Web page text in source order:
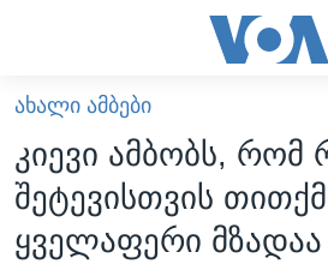
გადადით
გადადით
მთავარ
ნავიგაციაზე
გადადით
ᲐᲮᲐᲚᲘ ᲐᲛᲑᲔᲑᲘ
ᲡᲐᲥᲐᲠᲗᲕᲔᲚᲝ
ᲐᲨᲨ
ᲐᲮᲐᲚᲘ ᲐᲛᲑᲔᲑᲘ
კიევი ამბობს, რომ
შეტევისთვის
ყველაფერი მზადაა